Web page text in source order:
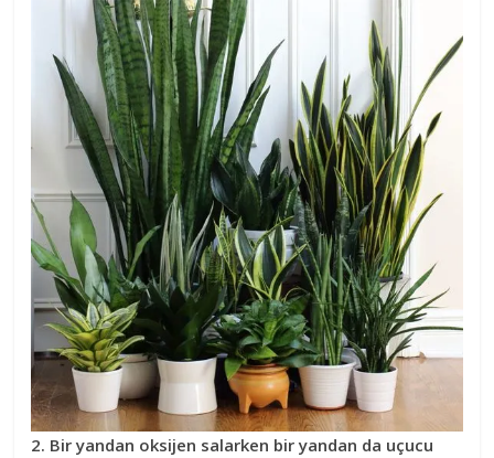
2. Bir yandan oksijen salarken bir yandan da uçucu